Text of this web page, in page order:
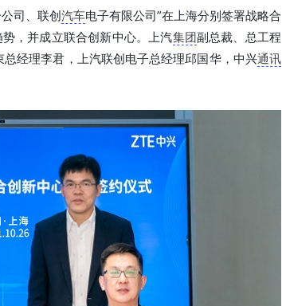
司、联创汽车电子有限公司”在上海分别签署战略合
，并成立联合创新中心。上汽集团副总裁、总工程
经理李君，上汽联创电子总经理邱国华，中兴通讯